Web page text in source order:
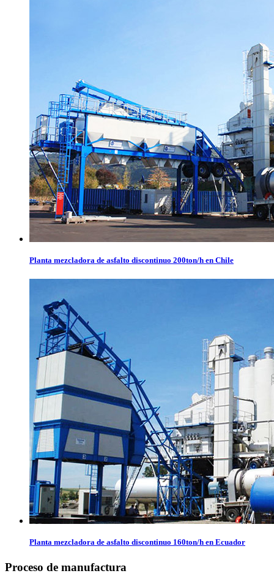
Planta mezcladora de asfalto discontinuo 200ton/h en Chile
Planta mezcladora de asfalto discontinuo 160ton/h en Ecuador
Proceso de manufactura